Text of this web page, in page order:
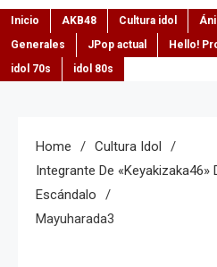
Inicio AKB48 Cultura idol
Generales
JPop actual Hello!
idol 70s
idol 80s
Home
Cultura Idol
Integrante De «Keyakizaka46»
Escándalo
Mayuharada3